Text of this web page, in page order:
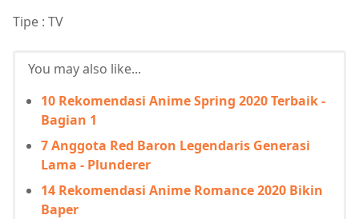
Tipe : TV
You may also like...
10 Rekomendasi Anime Spring 2020 Terbaik -
Bagian 1
7 Anggota Red Baron Legendaris Generasi
Lama - Plunderer
14 Rekomendasi Anime Romance 2020 Bikin
Baper